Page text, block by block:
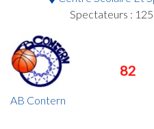
Spectateurs :
AB Contern
82